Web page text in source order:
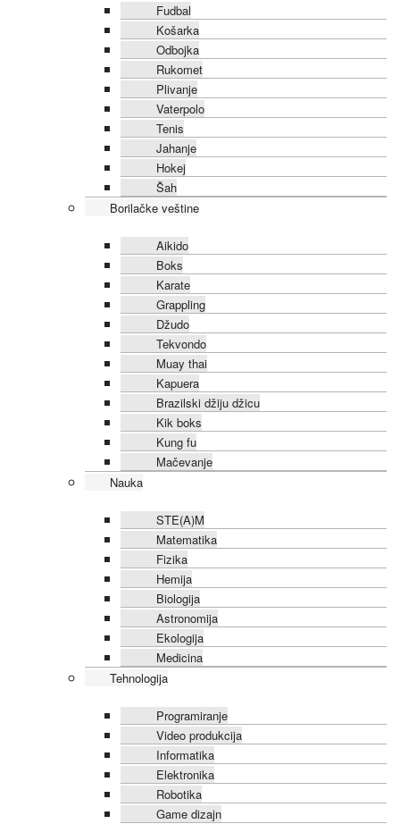
Fudbal
Košarka
Odbojka
Rukomet
Plivanje
Vaterpolo
Tenis
Jahanje
Hokej
Šah
Borilačke veštine
Aikido
Boks
Karate
Grappling
Džudo
Tekvondo
Muay thai
Kapuera
Brazilski džiju džicu
Kik boks
Kung fu
Mačevanje
Nauka
STE(A)M
Matematika
Fizika
Hemija
Biologija
Astronomija
Ekologija
Medicina
Tehnologija
Programiranje
Video produkcija
Informatika
Elektronika
Robotika
Game dizajn